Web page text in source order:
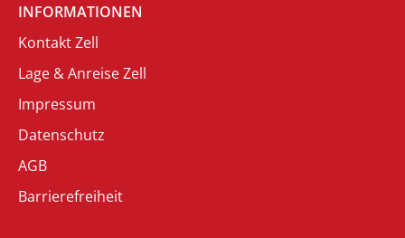
INFORMATIONEN
Kontakt Zell
Lage & Anreise Zell
Impressum
Datenschutz
AGB
Barrierefreiheit